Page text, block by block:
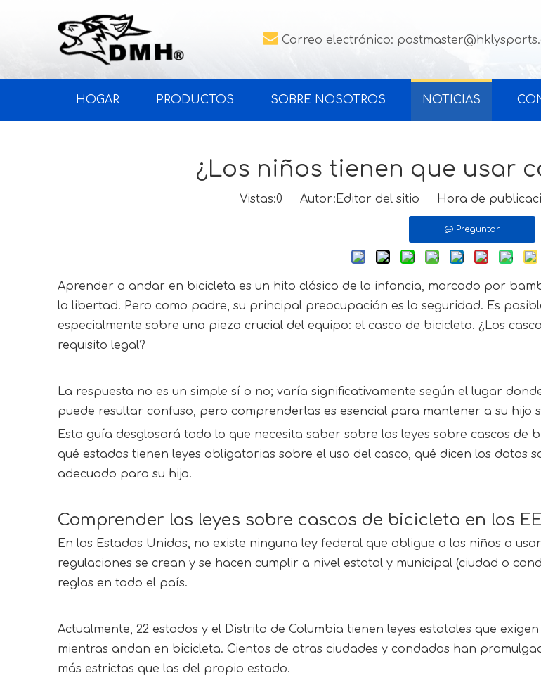
 Correo electrónico:
HOGAR PRODUCTOS SOBRE NOSOTROS NOTICIAS
¿Los niños tienen que usar
Vistas:0 Autor:Editor del sitio Hora de
Preguntar
Aprender a andar en bicicleta es un hito clásico de la infancia, marcado por
la libertad. Pero como padre, su principal preocupación es la seguridad. Es
especialmente sobre una pieza crucial del equipo: el casco de bicicleta. ¿Los
requisito legal?
La respuesta no es un simple sí o no; varía significativamente según el lugar
puede resultar confuso, pero comprenderlas es esencial para mantener a su hijo
Esta guía desglosará todo lo que necesita saber sobre las leyes sobre cascos de
qué estados tienen leyes obligatorias sobre el uso del casco, qué dicen los datos
adecuado para su hijo.
Comprender las leyes sobre cascos de bicicleta en los
En los Estados Unidos, no existe ninguna ley federal que obligue a los niños a
regulaciones se crean y se hacen cumplir a nivel estatal y municipal (ciudad o
reglas en todo el país.
Actualmente, 22 estados y el Distrito de Columbia tienen leyes estatales que
mientras andan en bicicleta. Cientos de otras ciudades y condados han
más estrictas que las del propio estado.